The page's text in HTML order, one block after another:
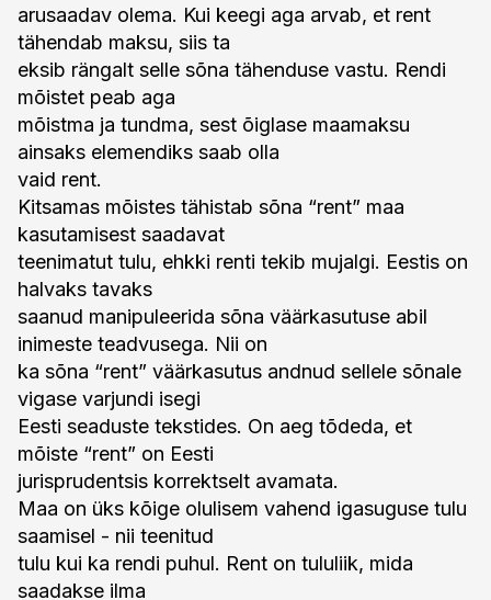
arusaadav olema. Kui keegi aga arvab, et rent
tähendab maksu, siis ta
eksib rängalt selle sõna tähenduse vastu. Rendi
mõistet peab aga
mõistma ja tundma, sest õiglase maamaksu
ainsaks elemendiks saab olla
vaid rent.
Kitsamas mõistes tähistab sõna “rent” maa
kasutamisest saadavat
teenimatut tulu, ehkki renti tekib mujalgi. Eestis on
halvaks tavaks
saanud manipuleerida sõna väärkasutuse abil
inimeste teadvusega. Nii on
ka sõna “rent” väärkasutus andnud sellele sõnale
vigase varjundi isegi
Eesti seaduste tekstides. On aeg tõdeda, et
mõiste “rent” on Eesti
jurisprudentsis korrektselt avamata.
Maa on üks kõige olulisem vahend igasuguse tulu
saamisel - nii teenitud
tulu kui ka rendi puhul. Rent on tululiik, mida
saadakse ilma